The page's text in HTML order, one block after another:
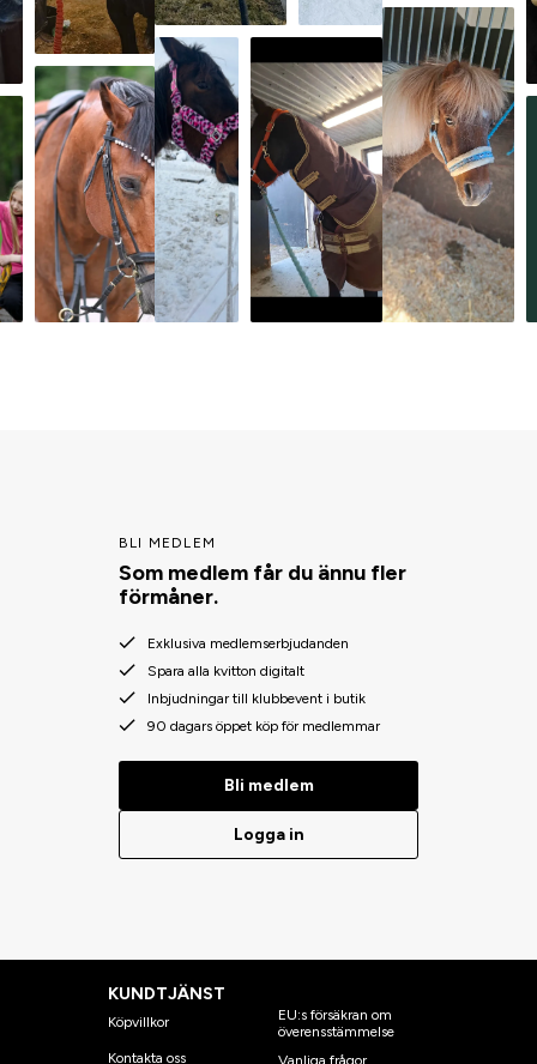
BLI MEDLEM
Som medlem får du ännu fler
förmåner.
Exklusiva medlemserbjudanden
Spara alla kvitton digitalt
Inbjudningar till klubbevent i butik
90 dagars öppet köp för medlemmar
Bli medlem
Logga in
KUNDTJÄNST
Köpvillkor
Kontakta oss
EU:s försäkran om
överensstämmelse
Vanliga frågor